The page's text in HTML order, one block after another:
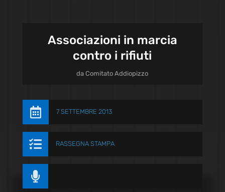
Associazioni in marcia
contro i rifiuti
daComitato Addiopizzo
 7 SETTEMBRE 2013
 RASSEGNA STAMPA
